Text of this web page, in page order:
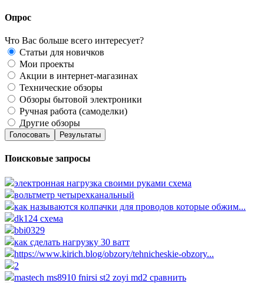
Опрос
Что Вас больше всего интересует?
Статьи для новичков
Мои проекты
Акции в интернет-магазинах
Технические обзоры
Обзоры бытовой электроники
Ручная работа (самоделки)
Другие обзоры
Голосовать Результаты
Поисковые запросы
электронная нагрузка своими руками схема
вольтметр четырехканальный
как называются колпачки для проводов которые обжим...
dk124 схема
bbi0329
как сделать нагрузку 30 ватт
https://www.kirich.blog/obzory/tehnicheskie-obzory...
2
mastech ms8910 fnirsi st2 zoyi md2 сравнить